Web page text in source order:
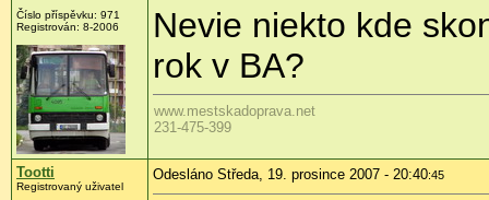
Číslo příspěvku: 971
Registrován: 8-2006
Nevie niekto kde
rok v BA?
www.mestskadoprava.net
231-475-399
Tootti
Registrovaný uživatel
Odesláno Středa, 19. prosince 2007 - 20:40:45